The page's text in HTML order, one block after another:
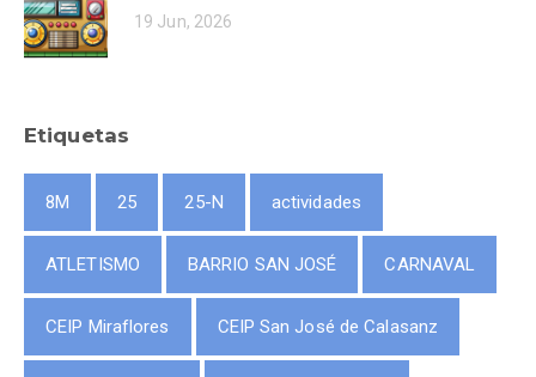
19 Jun, 2026
Etiquetas
8M 25 25-N actividades
ATLETISMO BARRIO SAN JOSÉ CARNAVAL
CEIP Miraflores CEIP San José de Calasanz